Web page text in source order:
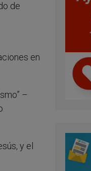
de
en
–
y el